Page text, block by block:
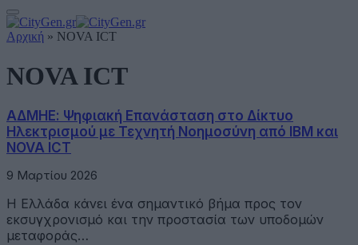
Αρχική » NOVA ICT
NOVA ICT
ΑΔΜΗΕ: Ψηφιακή Επανάσταση στο Δίκτυο
Ηλεκτρισμού με Τεχνητή Νοημοσύνη από IBM και
NOVA ICT
9 Μαρτίου 2026
Η Ελλάδα κάνει ένα σημαντικό βήμα προς τον
εκσυγχρονισμό και την προστασία των υποδομών
μεταφοράς…